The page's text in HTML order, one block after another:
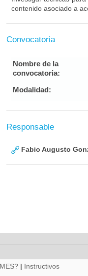
contenido asociado a
Convocatoria
Nombre de la
convocatoria:
Modalidad:
Responsable
Fabio Augusto
| Instructivos